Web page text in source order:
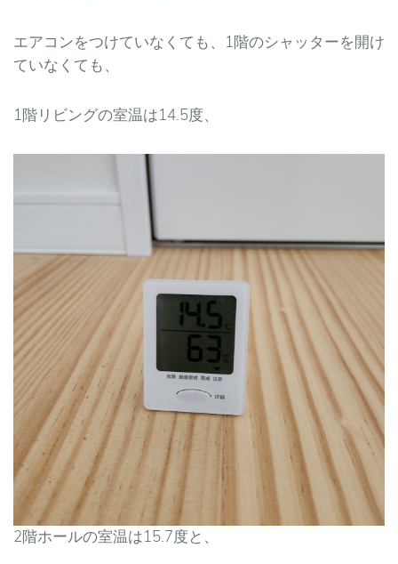
エアコンをつけていなくても、1階のシャッターを開け
ていなくても、
1階リビングの室温は14.5度、
2階ホールの室温は15.7度と、